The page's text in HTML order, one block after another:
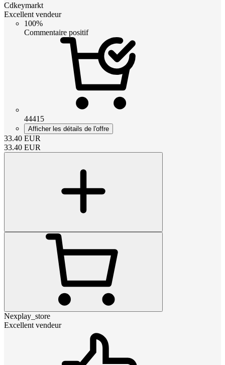
Cdkeymarkt
Excellent vendeur
100%
Commentaire positif
44415
Afficher les détails de l'offre
33.40 EUR
33.40 EUR
Nexplay_store
Excellent vendeur